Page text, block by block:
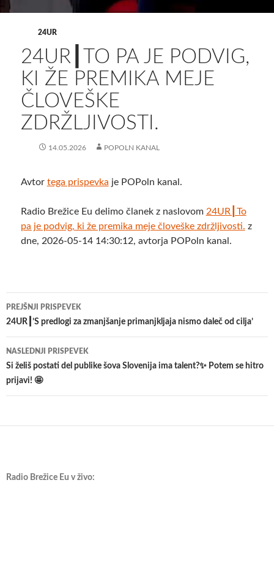
24UR
24UR┃TO PA JE PODVIG,
KI ŽE PREMIKA MEJE
ČLOVEŠKE
ZDRŽLJIVOSTI.
14.05.2026 POPOLN KANAL
Avtor tega prispevka je POPoln kanal.
Radio Brežice Eu delimo članek z naslovom 24UR┃To
pa je podvig, ki že premika meje človeške zdržljivosti. z
dne, 2026-05-14 14:30:12, avtorja POPoln kanal.
Krmarjenje
po
prispevkih
PREJŠNJI PRISPEVEK
24UR┃’S predlogi za zmanjšanje primanjkljaja nismo daleč od cilja’
NASLEDNJI PRISPEVEK
Si želiš postati del publike šova Slovenija ima talent?✨ Potem se hitro
prijavi! 🤩
Radio Brežice Eu v živo: